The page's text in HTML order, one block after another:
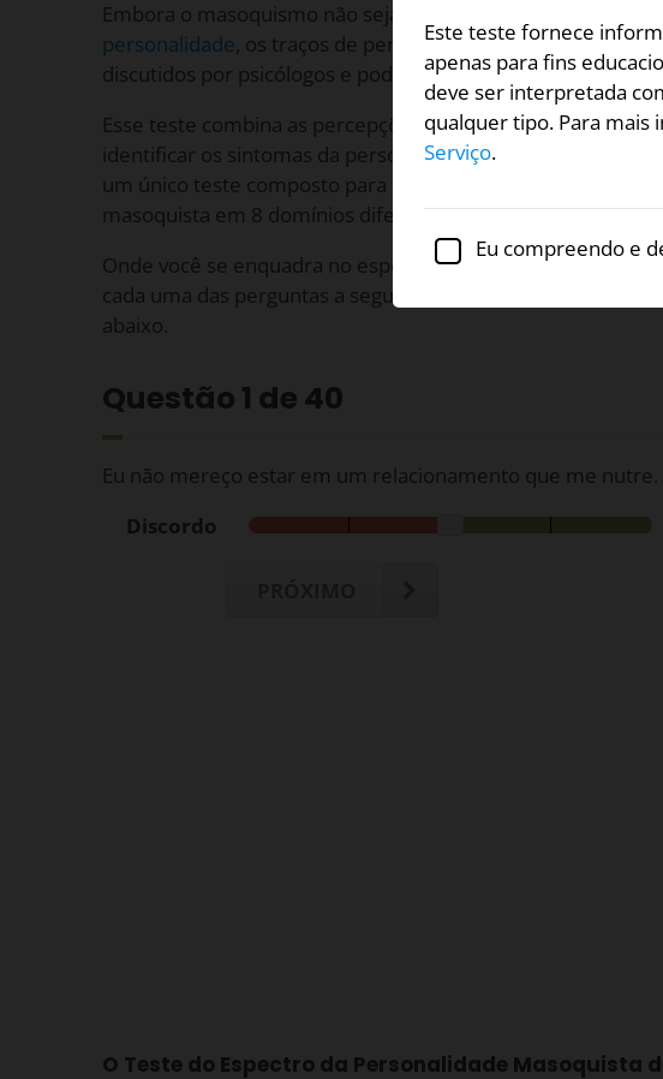
Embora o masoquismo não seja mais reconhecido como um
personalidade, os traços de personalidade masoquista
discutidos por psicólogos e podem surgir como temas em
Esse teste combina as percepções de vários esforços
identificar os sintomas da personalidade masoquista para
um único teste composto para medir as ocorrências da
masoquista em 8 domínios diferentes.
Onde você se enquadra no espectro da personalidade
cada uma das perguntas a seguir, indique seu nível de
abaixo.
Questão 1 de 40
Eu não mereço estar em um relacionamento que me nutre.
Discordo
O Teste do Espectro da Personalidade Masoquista
Este teste fornece
apenas para fins
deve ser interpretada
qualquer tipo. Para mais
Serviço.
Eu compreendo e